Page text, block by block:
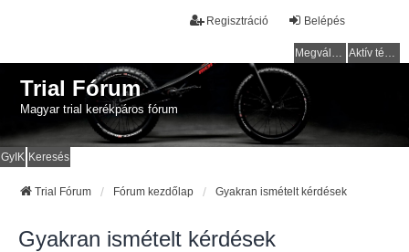
Belépés
Regisztráció
Megválaszolatlan témák Aktív témák
Trial Fórum
Magyar trial kerékpáros fórum
GyIK Keresés
Trial Fórum Fórum kezdőlap Gyakran ismételt kérdések
Gyakran ismételt kérdések